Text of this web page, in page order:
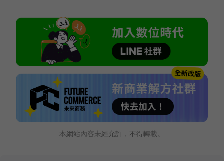
本網站內容未經允許，不得轉載。